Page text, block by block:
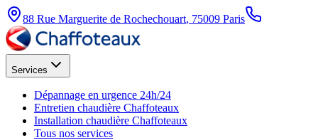
88 Rue Marguerite de Rochechouart, 75009 Paris
Services
Dépannage en urgence 24h/24
Entretien chaudière Chaffoteaux
Installation chaudière Chaffoteaux
Tous nos services